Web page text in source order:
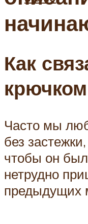
Как
Часто мы
без
чтобы он
нетрудно
предыдущих